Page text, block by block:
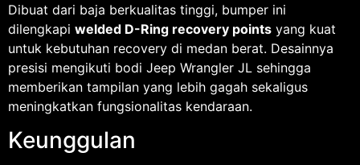
Dibuat dari baja berkualitas tinggi, bumper ini
dilengkapi welded D-Ring recovery points yang kuat
untuk kebutuhan recovery di medan berat. Desainnya
presisi mengikuti bodi Jeep Wrangler JL sehingga
memberikan tampilan yang lebih gagah sekaligus
meningkatkan fungsionalitas kendaraan.
Keunggulan